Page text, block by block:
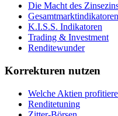
Die Macht des
Gesamtmarktindikatoren
K.I.S.S. Indikatoren
Trading & Investment
Renditewunder
Korrekturen nutzen
Welche Aktien
Renditetuning